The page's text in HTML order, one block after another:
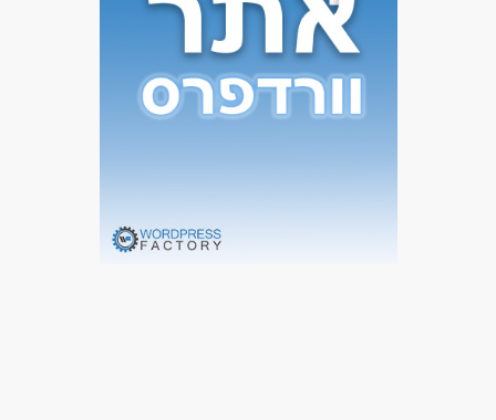
מעל שנה ניסיון
משרה מלאה
בני 40 פלוס